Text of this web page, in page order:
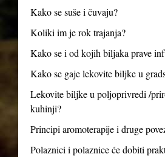
Kako se suše i čuvaju?
Koliki im je rok trajanja?
Kako se i od kojih biljaka prave
Kako se gaje lekovite biljke u
Lekovite biljke u poljoprivredi /
kuhinji?
Principi aromoterapije i druge
Polaznici i polaznice će dobiti